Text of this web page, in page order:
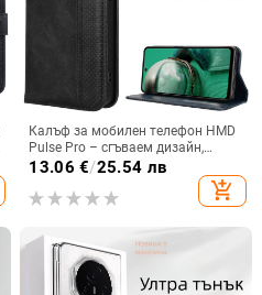
Калъф за мобилен телефон HMD
Pulse Pro – сгъваем дизайн,
магнитно задържане, джоб за
карти, TPU кожа, удароустойчив
13.06 €/25.54 лв
add_shopping_cart